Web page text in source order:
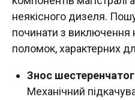
неякісного дизеля.
починати з виключення
поломок, характерних
Знос
Механічний